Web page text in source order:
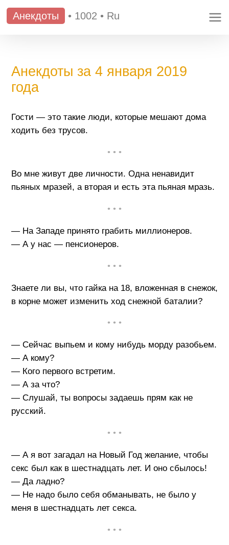
Анекдоты • 1002 • Ru
Анекдоты за 4 января 2019
года
Гости — это такие люди, которые мешают дома
ходить без трусов.
• • •
Во мне живут две личности. Одна ненавидит
пьяных мразей, а вторая и есть эта пьяная мразь.
• • •
— На Западе принято грабить миллионеров.
— А у нас — пенсионеров.
• • •
Знаете ли вы, что гайка на 18, вложенная в снежок,
в корне может изменить ход снежной баталии?
• • •
— Сейчас выпьем и кому нибудь морду разобьем.
— А кому?
— Кого первого встретим.
— А за что?
— Слушай, ты вопросы задаешь прям как не
русский.
• • •
— А я вот загадал на Новый Год желание, чтобы
секс был как в шестнадцать лет. И оно сбылось!
— Да ладно?
— Не надо было себя обманывать, не было у
меня в шестнадцать лет секса.
• • •